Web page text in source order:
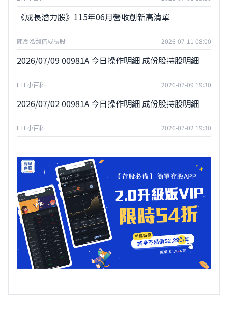
《成長潛力股》115年06月營收創新高清單
陳喬泓翻倍成長股 2026-07-11 08:00
2026/07/09 00981A 今日操作明細 成份股持股明細
ETF小百科 2026-07-09 19:30
2026/07/02 00981A 今日操作明細 成份股持股明細
ETF小百科 2026-07-02 19:30